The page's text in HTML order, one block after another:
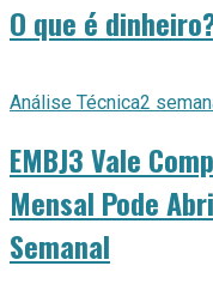
O que é
Análise Técnica2
EMBJ3 Vale
Mensal Pode
Semanal